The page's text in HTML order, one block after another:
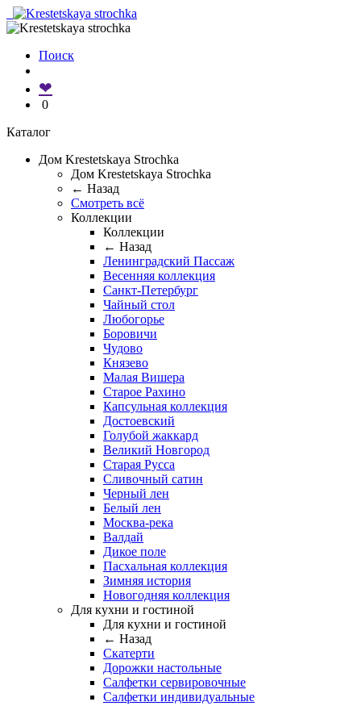
Поиск
❤
0
Каталог
Дом Krestetskaya Strochka
Дом Krestetskaya Strochka
← Назад
Смотреть всё
Коллекции
Коллекции
← Назад
Ленинградский Пассаж
Весенняя коллекция
Санкт-Петербург
Чайный стол
Любогорье
Боровичи
Чудово
Князево
Малая Вишера
Старое Рахино
Капсульная коллекция
Достоевский
Голубой жаккард
Великий Новгород
Старая Русса
Сливочный сатин
Черный лен
Белый лен
Москва-река
Валдай
Дикое поле
Пасхальная коллекция
Зимняя история
Новогодняя коллекция
Для кухни и гостиной
Для кухни и гостиной
← Назад
Скатерти
Дорожки настольные
Салфетки сервировочные
Салфетки индивидуальные